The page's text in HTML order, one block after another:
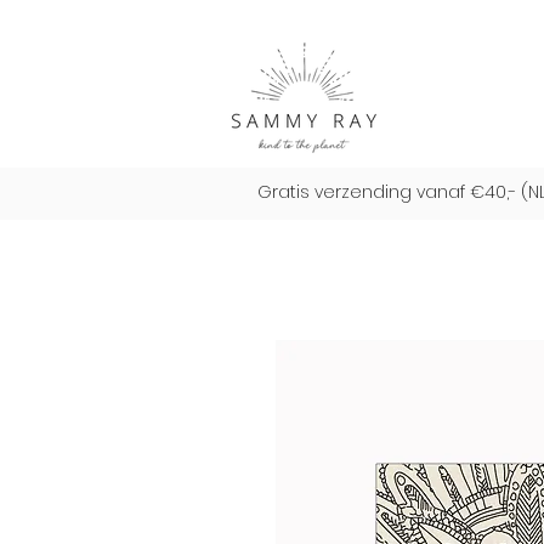
Gratis verzending vanaf €40,-